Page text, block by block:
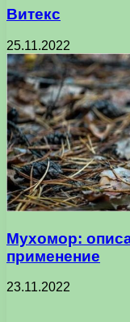
Витекс
25.11.2022
Мухомор:
применение
23.11.2022